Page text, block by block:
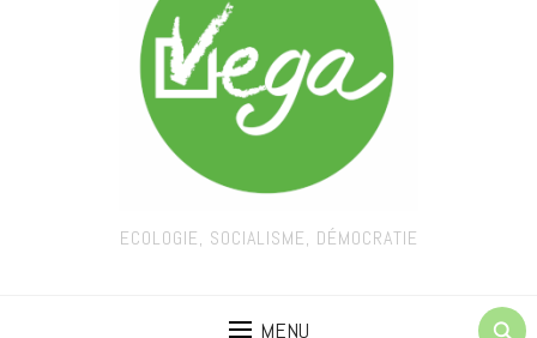
ECOLOGIE, SOCIALISME, DÉMOCRATIE
MENU